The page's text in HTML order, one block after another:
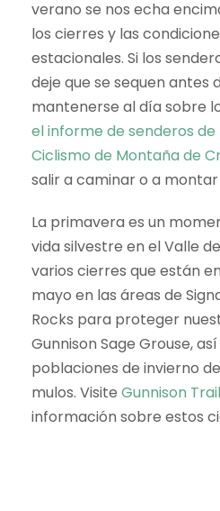
verano se nos echa
los cierres y las
estacionales. Si los
deje que se sequen antes
mantenerse al día sobre
el informe de senderos de
Ciclismo de Montaña de
salir a caminar o a
La primavera es un
vida silvestre en el Valle
varios cierres que están
mayo en las áreas de
Rocks para proteger
Gunnison Sage Grouse,
poblaciones de invierno
mulos. Visite Gunnison
información sobre estos